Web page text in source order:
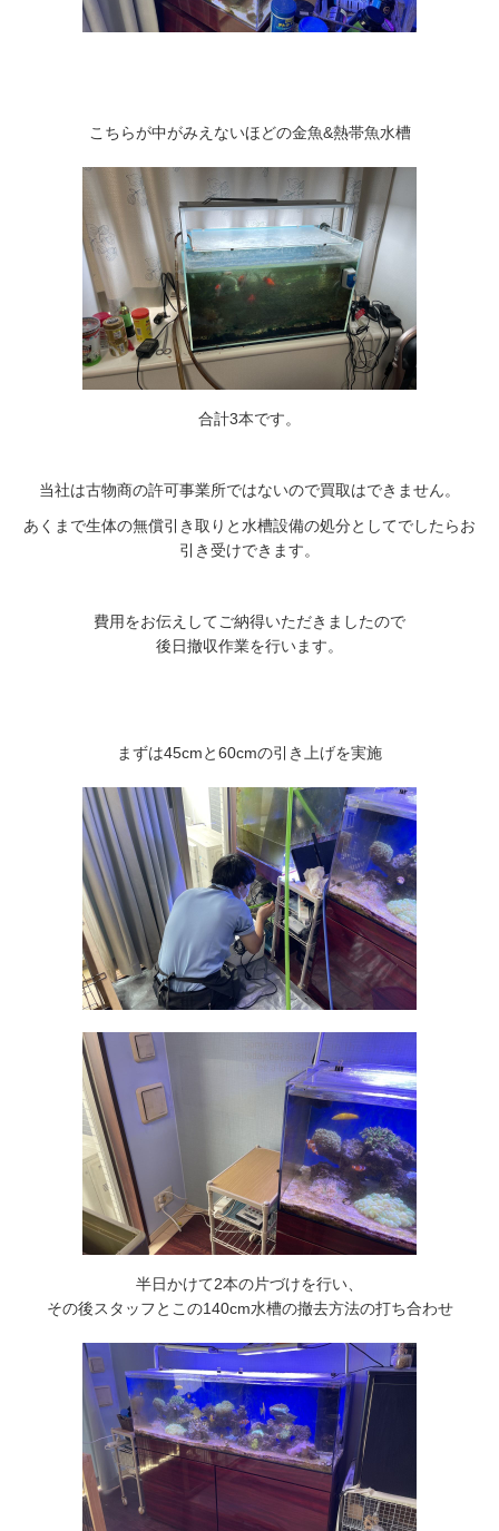
こちらが中がみえないほどの金魚&熱帯魚水槽
合計3本です。
当社は古物商の許可事業所ではないので買取はできません。
あくまで生体の無償引き取りと水槽設備の処分としてでしたらお
引き受けできます。
費用をお伝えしてご納得いただきましたので
後日撤収作業を行います。
まずは45cmと60cmの引き上げを実施
半日かけて2本の片づけを行い、
その後スタッフとこの140cm水槽の撤去方法の打ち合わせ